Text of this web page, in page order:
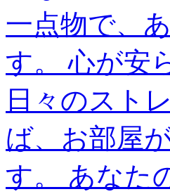
一点物で、
す。 心が安
日々のスト
ば、お部屋
す。 あなた